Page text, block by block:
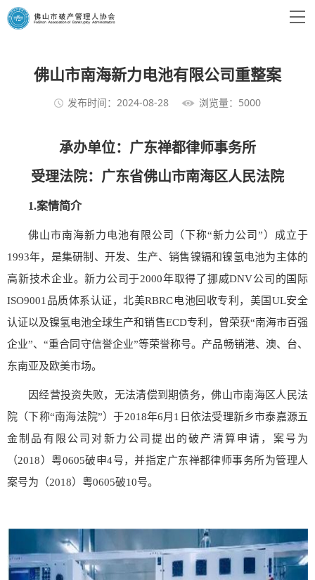
佛山市南海新力电池有限公司重整案
发布时间：2024-08-28 浏览量：5000
承办单位：广东禅都律师事务所
受理法院： 广东省佛山市南海区人民法院
1.案情简介
佛山市南海新力电池有限公司（下称“新力公司”）成立于
1993年，是集研制、开发、生产、销售镍镉和镍氢电池为主体的
高新技术企业。新力公司于2000年取得了挪威DNV公司的国际
ISO9001品质体系认证，北美RBRC电池回收专利，美国UL安全
认证以及镍氢电池全球生产和销售ECD专利，曾荣获“南海市百强
企业”、“重合同守信誉企业”等荣誉称号。产品畅销港、澳、台、
东南亚及欧美市场。
因经营投资失败，无法清偿到期债务，佛山市南海区人民法
院（下称“南海法院”）于2018年6月1日依法受理新乡市泰嘉源五
金制品有限公司对新力公司提出的破产清算申请，案号为
（2018）粤0605破申4号，并指定广东禅都律师事务所为管理人
案号为（2018）粤0605破10号。